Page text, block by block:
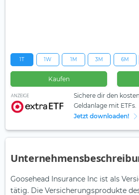
1T 1W 1M 3M 6M
Kaufen
ANZEIGE
Sichere dir den
Geldanlage mit ETFs.
Jetzt downloaden!
Goosehead Insurance Inc ist als
tätig. Die Versicherungsprodukte